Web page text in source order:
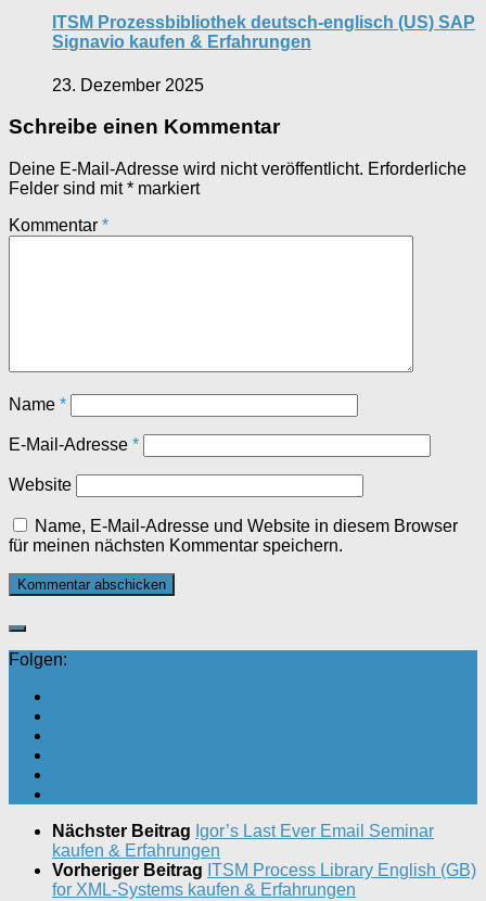
ITSM Prozessbibliothek deutsch-englisch (US) SAP
Signavio kaufen & Erfahrungen
23. Dezember 2025
Schreibe einen Kommentar
Deine E-Mail-Adresse wird nicht veröffentlicht. Erforderliche
Felder sind mit* markiert
Kommentar *
Name *
E-Mail-Adresse *
Website
Name, E-Mail-Adresse und Website in diesem Browser
für meinen nächsten Kommentar speichern.
Folgen:
Nächster Beitrag Igor’s Last Ever Email Seminar
kaufen & Erfahrungen
Vorheriger Beitrag ITSM Process Library English (GB)
for XML-Systems kaufen & Erfahrungen